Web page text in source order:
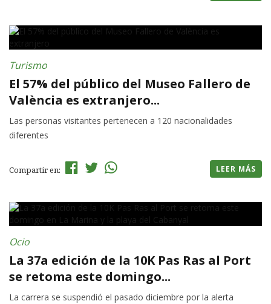
Turismo
El 57% del público del Museo Fallero de
València es extranjero...
Las personas visitantes pertenecen a 120 nacionalidades
diferentes
Compartir en: LEER MÁS
Ocio
La 37a edición de la 10K Pas Ras al Port
se retoma este domingo...
La carrera se suspendió el pasado diciembre por la alerta